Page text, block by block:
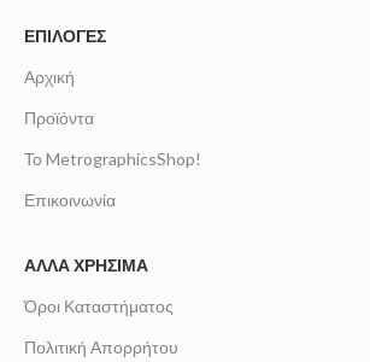
ΕΠΙΛΟΓΈΣ
Αρχική
Προϊόντα
Το MetrographicsShop!
Επικοινωνία
ΆΛΛΑ ΧΡΉΣΙΜΑ
Όροι Καταστήματος
Πολιτική Απορρήτου